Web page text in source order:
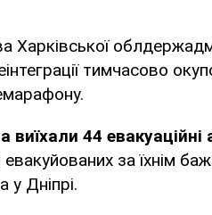
Харківської
тимчасово
виїхали 44
за їхнім
у Дніпрі.